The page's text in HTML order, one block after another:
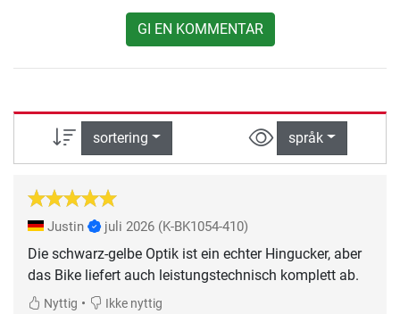
GI EN KOMMENTAR
sortering språk
Justin juli 2026 (K-BK1054-410)
Die schwarz-gelbe Optik ist ein echter Hingucker, aber
das Bike liefert auch leistungstechnisch komplett ab.
Nyttig • Ikke nyttig